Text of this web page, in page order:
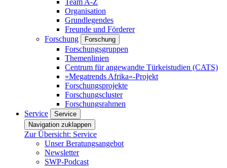
Team A-Z
Organisation
Grundlegendes
Freunde und Förderer
Forschung
Forschung
Forschungsgruppen
Themenlinien
Centrum für angewandte Türkeistudien (CATS)
»Megatrends Afrika«-Projekt
Forschungsprojekte
Forschungscluster
Forschungsrahmen
Service
Service
Navigation zuklappen
Zur Übersicht: Service
Unser Beratungsangebot
Newsletter
SWP-Podcast